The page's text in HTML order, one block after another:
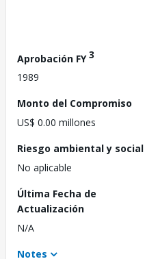
Aprobación FY3
1989
Monto del Compromiso
US$ 0.00 millones
Riesgo ambiental y social
No aplicable
Última Fecha de
Actualización
N/A
Notes